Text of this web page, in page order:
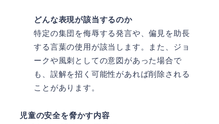
どんな表現が該当するのか
特定の集団を侮辱する発言や、偏見を助長
する言葉の使用が該当します。また、ジョ
ークや風刺としての意図があった場合で
も、誤解を招く可能性があれば削除される
ことがあります。
児童の安全を脅かす内容